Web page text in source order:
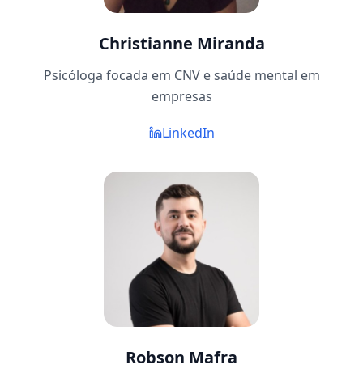
Christianne Miranda
Psicóloga focada em CNV e saúde mental em
empresas
LinkedIn
Robson Mafra